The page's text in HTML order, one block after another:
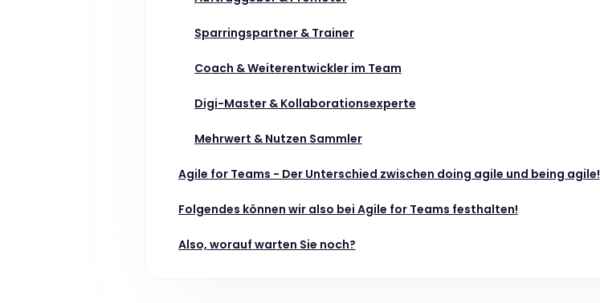
Sparringspartner & Trainer
Coach & Weiterentwickler im Team
Digi-Master & Kollaborationsexperte
Mehrwert & Nutzen Sammler
Agile for Teams - Der Unterschied zwischen doing agile und being agile!
Folgendes können wir also bei Agile for Teams festhalten!
Also, worauf warten Sie noch?